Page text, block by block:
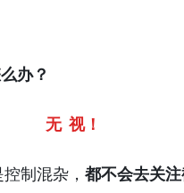
办？
无 视！
制混杂， 都不会去关